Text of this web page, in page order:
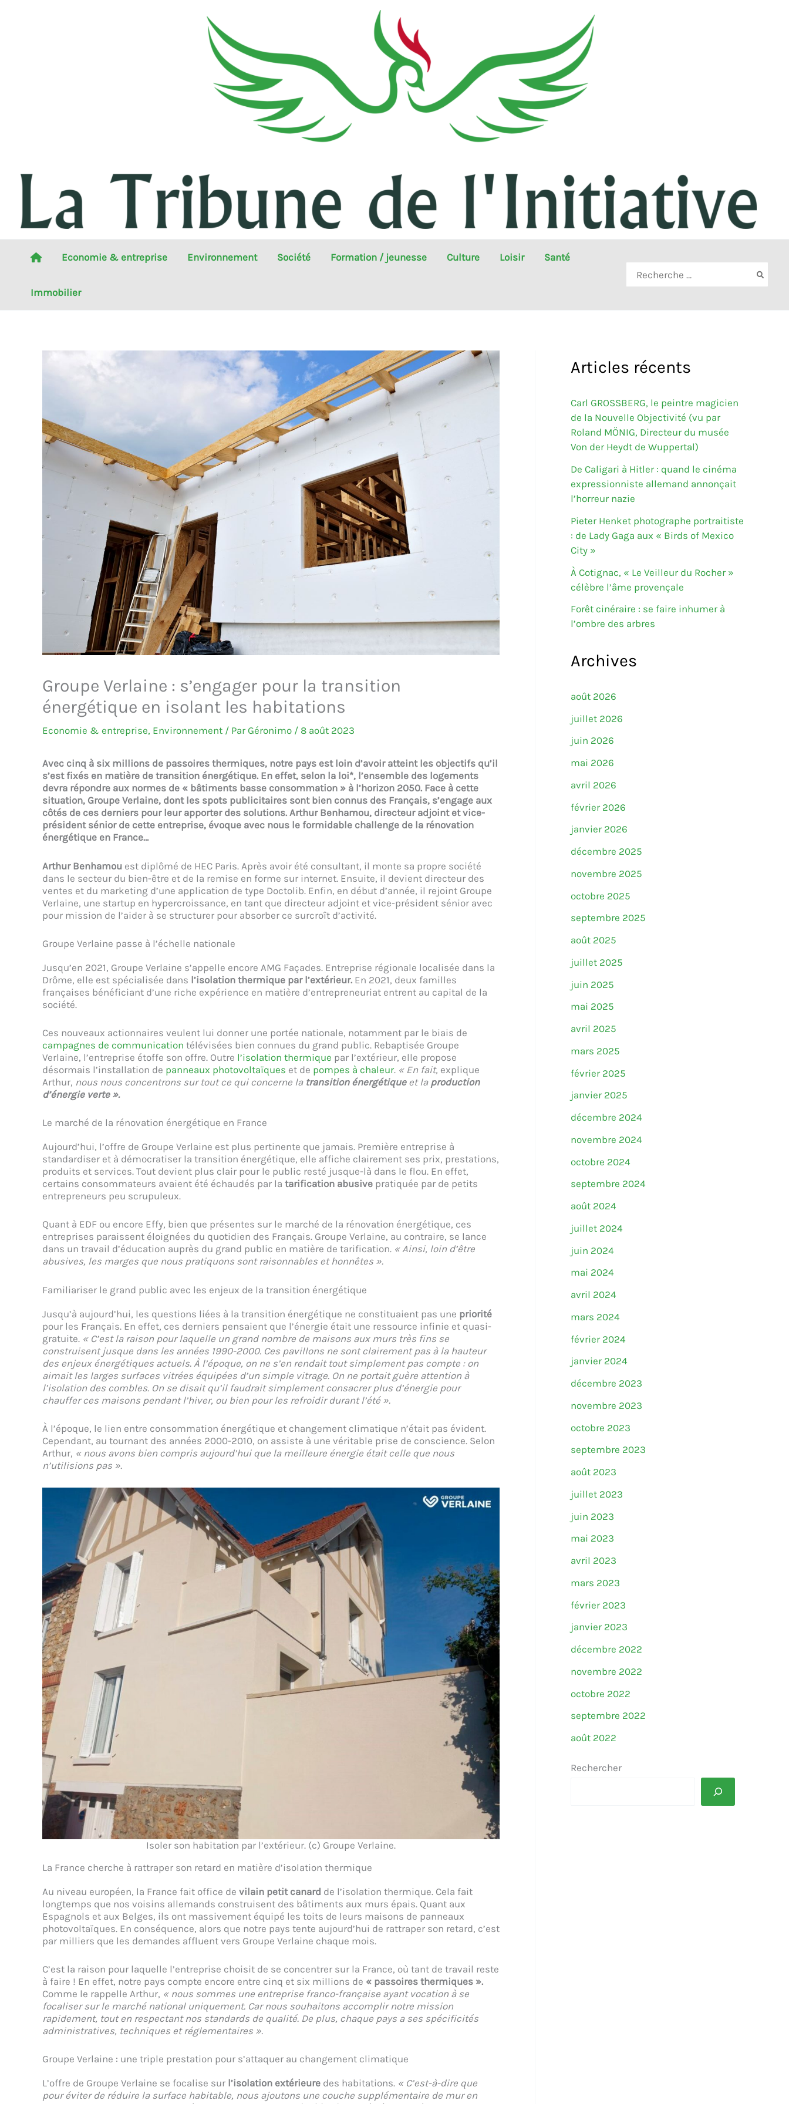
Economie & entreprise Environnement Société Formation / jeunesse Culture Loisir Santé
Immobilier
Groupe Verlaine : s’engager pour la transition
énergétique en isolant les habitations
Economie & entreprise, Environnement / Par Géronimo / 8 août 2023
Avec cinq à six millions de passoires thermiques, notre pays est loin d’avoir atteint les objectifs qu’il
s’est fixés en matière de transition énergétique. En effet, selon la loi*, l’ensemble des logements
devra répondre aux normes de « bâtiments basse consommation » à l’horizon 2050. Face à cette
situation, Groupe Verlaine, dont les spots publicitaires sont bien connus des Français, s’engage aux
côtés de ces derniers pour leur apporter des solutions. Arthur Benhamou, directeur adjoint et vice-
président sénior de cette entreprise, évoque avec nous le formidable challenge de la rénovation
énergétique en France…
Arthur Benhamou est diplômé de HEC Paris. Après avoir été consultant, il monte sa propre société
dans le secteur du bien-être et de la remise en forme sur internet. Ensuite, il devient directeur des
ventes et du marketing d’une application de type Doctolib. Enfin, en début d’année, il rejoint Groupe
Verlaine, une startup en hypercroissance, en tant que directeur adjoint et vice-président sénior avec
pour mission de l’aider à se structurer pour absorber ce surcroît d’activité.
Groupe Verlaine passe à l’échelle nationale
Jusqu’en 2021, Groupe Verlaine s’appelle encore AMG Façades. Entreprise régionale localisée dans la
Drôme, elle est spécialisée dans l’isolation thermique par l’extérieur. En 2021, deux familles
françaises bénéficiant d’une riche expérience en matière d’entrepreneuriat entrent au capital de la
société.
Ces nouveaux actionnaires veulent lui donner une portée nationale, notamment par le biais de
campagnes de communication télévisées bien connues du grand public. Rebaptisée Groupe
Verlaine, l’entreprise étoffe son offre. Outre l’isolation thermique par l’extérieur, elle propose
désormais l’installation de panneaux photovoltaïques et de pompes à chaleur. « En fait, explique
Arthur, nous nous concentrons sur tout ce qui concerne la transition énergétiqueet la production
d’énergie verte ».
Le marché de la rénovation énergétique en France
Aujourd’hui, l’offre de Groupe Verlaine est plus pertinente que jamais. Première entreprise à
standardiser et à démocratiser la transition énergétique, elle affiche clairement ses prix, prestations,
produits et services. Tout devient plus clair pour le public resté jusque-là dans le flou. En effet,
certains consommateurs avaient été échaudés par la tarification abusive pratiquée par de petits
entrepreneurs peu scrupuleux.
Quant à EDF ou encore Effy, bien que présentes sur le marché de la rénovation énergétique, ces
entreprises paraissent éloignées du quotidien des Français. Groupe Verlaine, au contraire, se lance
dans un travail d’éducation auprès du grand public en matière de tarification. « Ainsi, loin d’être
abusives, les marges que nous pratiquons sont raisonnables et honnêtes ».
Familiariser le grand public avec les enjeux de la transition énergétique
Jusqu’à aujourd’hui, les questions liées à la transition énergétique ne constituaient pas une priorité
pour les Français. En effet, ces derniers pensaient que l’énergie était une ressource infinie et quasi-
gratuite. « C’est la raison pour laquelle un grand nombre de maisons aux murs très fins se
construisent jusque dans les années 1990-2000. Ces pavillons ne sont clairement pas à la hauteur
des enjeux énergétiques actuels. À l’époque, on ne s’en rendait tout simplement pas compte : on
aimait les larges surfaces vitrées équipées d’un simple vitrage. On ne portait guère attention à
l’isolation des combles. On se disait qu’il faudrait simplement consacrer plus d’énergie pour
chauffer ces maisons pendant l’hiver, ou bien pour les refroidir durant l’été ».
À l’époque, le lien entre consommation énergétique et changement climatique n’était pas évident.
Cependant, au tournant des années 2000-2010, on assiste à une véritable prise de conscience. Selon
Arthur, « nous avons bien compris aujourd’hui que la meilleure énergie était celle que nous
n’utilisions pas ».
Isoler son habitation par l’extérieur. (c) Groupe Verlaine.
La France cherche à rattraper son retard en matière d’isolation thermique
Au niveau européen, la France fait office de vilain petit canard de l’isolation thermique. Cela fait
longtemps que nos voisins allemands construisent des bâtiments aux murs épais. Quant aux
Espagnols et aux Belges, ils ont massivement équipé les toits de leurs maisons de panneaux
photovoltaïques. En conséquence, alors que notre pays tente aujourd’hui de rattraper son retard, c’est
par milliers que les demandes affluent vers Groupe Verlaine chaque mois.
C’est la raison pour laquelle l’entreprise choisit de se concentrer sur la France, où tant de travail reste
à faire ! En effet, notre pays compte encore entre cinq et six millions de « passoires thermiques ».
Comme le rappelle Arthur, « nous sommes une entreprise franco-française ayant vocation à se
focaliser sur le marché national uniquement. Car nous souhaitons accomplir notre mission
rapidement, tout en respectant nos standards de qualité. De plus, chaque pays a ses spécificités
administratives, techniques et réglementaires ».
Groupe Verlaine : une triple prestation pour s’attaquer au changement climatique
L’offre de Groupe Verlaine se focalise sur l’isolation extérieure des habitations. « C’est-à-dire que
pour éviter de réduire la surface habitable, nous ajoutons une couche supplémentaire de mur en
Articles récents
Carl GROSSBERG, le peintre magicien
de la Nouvelle Objectivité (vu par
Roland MÖNIG, Directeur du musée
Von der Heydt de Wuppertal)
De Caligari à Hitler : quand le cinéma
expressionniste allemand annonçait
l’horreur nazie
Pieter Henket photographe portraitiste
: de Lady Gaga aux « Birds of Mexico
City »
À Cotignac, « Le Veilleur du Rocher »
célèbre l’âme provençale
Forêt cinéraire : se faire inhumer à
l’ombre des arbres
Archives
août 2026
juillet 2026
juin 2026
mai 2026
avril 2026
février 2026
janvier 2026
décembre 2025
novembre 2025
octobre 2025
septembre 2025
août 2025
juillet 2025
juin 2025
mai 2025
avril 2025
mars 2025
février 2025
janvier 2025
décembre 2024
novembre 2024
octobre 2024
septembre 2024
août 2024
juillet 2024
juin 2024
mai 2024
avril 2024
mars 2024
février 2024
janvier 2024
décembre 2023
novembre 2023
octobre 2023
septembre 2023
août 2023
juillet 2023
juin 2023
mai 2023
avril 2023
mars 2023
février 2023
janvier 2023
décembre 2022
novembre 2022
octobre 2022
septembre 2022
août 2022
Rechercher